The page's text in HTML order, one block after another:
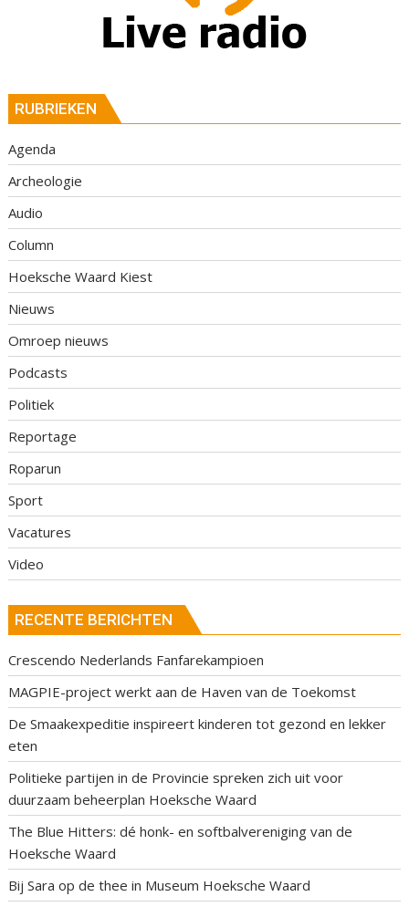
RUBRIEKEN
Agenda
Archeologie
Audio
Column
Hoeksche Waard Kiest
Nieuws
Omroep nieuws
Podcasts
Politiek
Reportage
Roparun
Sport
Vacatures
Video
RECENTE BERICHTEN
Crescendo Nederlands Fanfarekampioen
MAGPIE-project werkt aan de Haven van de Toekomst
De Smaakexpeditie inspireert kinderen tot gezond en lekker
eten
Politieke partijen in de Provincie spreken zich uit voor
duurzaam beheerplan Hoeksche Waard
The Blue Hitters: dé honk- en softbalvereniging van de
Hoeksche Waard
Bij Sara op de thee in Museum Hoeksche Waard